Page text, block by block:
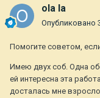
ola la
Опубликовано
Помогите советом,
Имею двух соб. Одна
ей интересна эта
досталась мне